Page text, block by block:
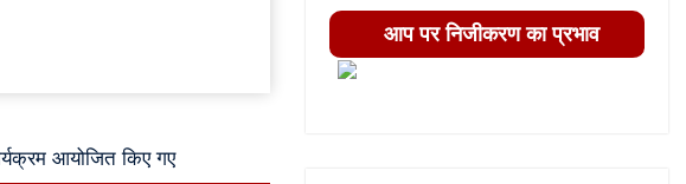
आयोजित किए गए
आप पर निजीकरण का प्रभाव